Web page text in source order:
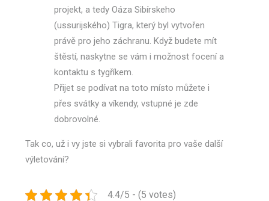
projekt, a tedy Oáza Sibírskeho
(ussurijského) Tigra, který byl vytvořen
právě pro jeho záchranu. Když budete mít
štěstí, naskytne se vám i možnost focení a
kontaktu s tygříkem.
Přijet se podívat na toto místo můžete i
přes svátky a víkendy, vstupné je zde
dobrovolné.
Tak co, už i vy jste si vybrali favorita pro vaše další
výletování?
4.4/5 - (5 votes)